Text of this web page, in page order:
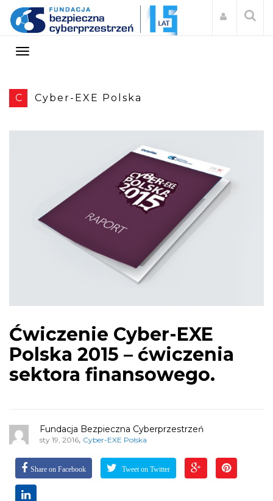
C Cyber-EXE Polska
Ćwiczenie Cyber-EXE
Polska 2015 – ćwiczenia
sektora finansowego.
Fundacja Bezpieczna Cyberprzestrzeń
sty 19, 2016, Cyber-EXE Polska
Share on Facebook Tweet on Twitter